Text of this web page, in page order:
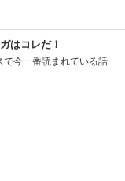
はコレだ！
で今一番読まれている話